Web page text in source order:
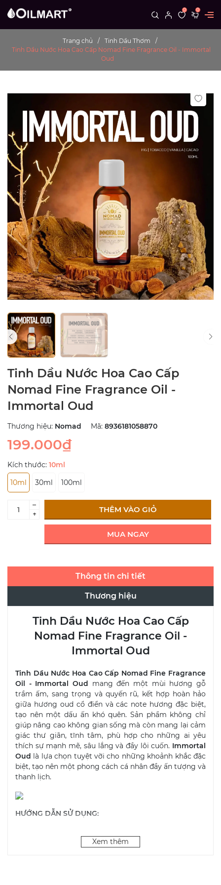
0 0
Trang chủ
Tinh Dầu Thơm
Tinh Dầu Nước Hoa Cao Cấp Nomad Fine Fragrance Oil - Immortal
Oud
Tinh Dầu Nước Hoa Cao Cấp
Nomad Fine Fragrance Oil -
Immortal Oud
Thương hiệu: Nomad Mã: 8936181058870
199.000₫
Kích thước: 10ml
10ml
30ml 100ml
–
+
THÊM VÀO GIỎ
MUA NGAY
Thông tin chi tiết
Thương hiệu
Tinh Dầu Nước Hoa Cao Cấp
Nomad Fine Fragrance Oil -
Immortal Oud
Tinh Dầu Nước Hoa Cao Cấp Nomad Fine Fragrance
Oil - Immortal Oud mang đến một mùi hương gỗ
trầm ấm, sang trọng và quyến rũ, kết hợp hoàn hảo
giữa hương oud cổ điển và các note hương đặc biệt,
tạo nên một dấu ấn khó quên. Sản phẩm không chỉ
giúp nâng cao không gian sống mà còn mang lại cảm
giác thư giãn, tĩnh tâm, phù hợp cho những ai yêu
thích sự mạnh mẽ, sâu lắng và đầy lôi cuốn. Immortal
Oud là lựa chọn tuyệt vời cho những khoảnh khắc đặc
biệt, tạo nên một phong cách cá nhân đầy ấn tượng và
thanh lịch.
HƯỚNG DẪN SỬ DỤNG:
máy khuyến tán / đèn đốt / nến đốt / đá thơm để
Xem thêm